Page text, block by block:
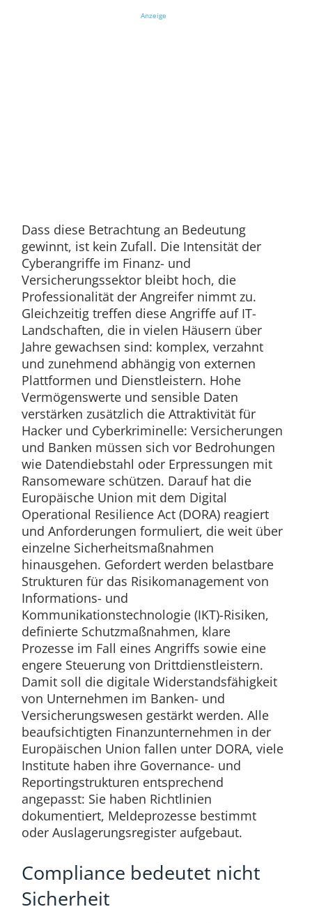
Anzeige
Dass diese Betrachtung an Bedeutung
gewinnt, ist kein Zufall. Die Intensität der
Cyberangriffe im Finanz- und
Versicherungssektor bleibt hoch, die
Professionalität der Angreifer nimmt zu.
Gleichzeitig treffen diese Angriffe auf IT-
Landschaften, die in vielen Häusern über
Jahre gewachsen sind: komplex, verzahnt
und zunehmend abhängig von externen
Plattformen und Dienstleistern. Hohe
Vermögenswerte und sensible Daten
verstärken zusätzlich die Attraktivität für
Hacker und Cyberkriminelle: Versicherungen
und Banken müssen sich vor Bedrohungen
wie Datendiebstahl oder Erpressungen mit
Ransomeware schützen. Darauf hat die
Europäische Union mit dem Digital
Operational Resilience Act (DORA) reagiert
und Anforderungen formuliert, die weit über
einzelne Sicherheitsmaßnahmen
hinausgehen. Gefordert werden belastbare
Strukturen für das Risikomanagement von
Informations- und
Kommunikationstechnologie (IKT)-Risiken,
definierte Schutzmaßnahmen, klare
Prozesse im Fall eines Angriffs sowie eine
engere Steuerung von Drittdienstleistern.
Damit soll die digitale Widerstandsfähigkeit
von Unternehmen im Banken- und
Versicherungswesen gestärkt werden. Alle
beaufsichtigten Finanzunternehmen in der
Europäischen Union fallen unter DORA, viele
Institute haben ihre Governance- und
Reportingstrukturen entsprechend
angepasst: Sie haben Richtlinien
dokumentiert, Meldeprozesse bestimmt
oder Auslagerungsregister aufgebaut.
Compliance bedeutet nicht
Sicherheit